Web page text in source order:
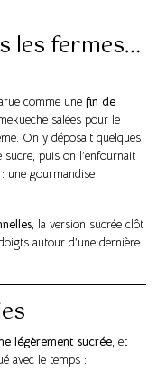
les fermes…
comme une fin de
salées pour le
On y déposait quelques
puis on l’enfournait
une gourmandise
, la version sucrée clôt
autour d’une dernière
légèrement sucrée, et
avec le temps :